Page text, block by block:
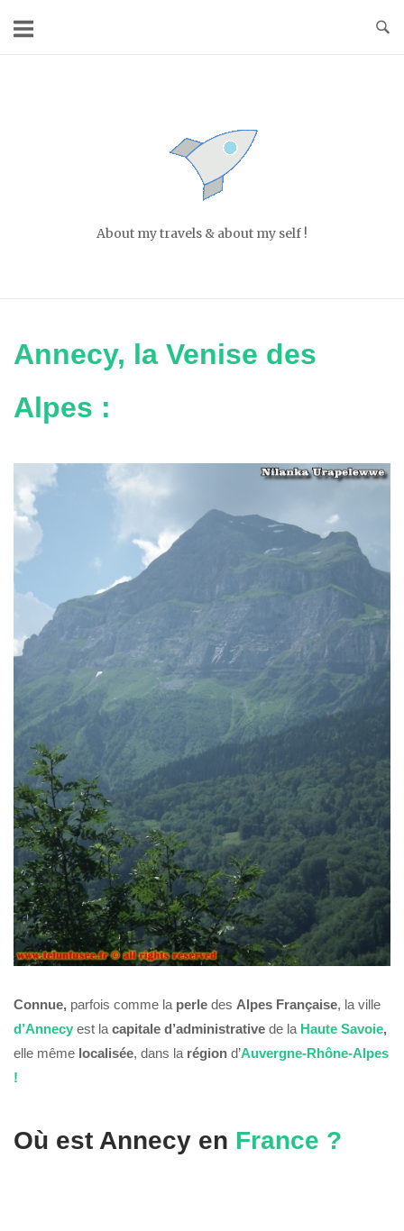
About my travels & about my self !
Annecy, la Venise des
Alpes :
Connue, parfois comme la perle des Alpes Française, la ville
d’Annecy est la capitale d’administrative de la Haute Savoie,
elle même localisée, dans la région d’Auvergne-Rhône-Alpes
!
Où est Annecy en France ?